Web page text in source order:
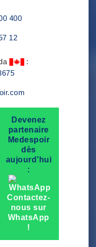
400
12
:
Devenez
partenaire
Medespoir
dès
aujourd’hui
:
Contactez-
nous sur
WhatsApp
!